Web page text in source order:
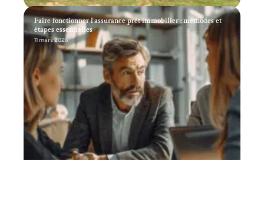
Faire fonctionner l’assurance prêt immobilier : méthodes et
étapes essentielles
11 mars 2026